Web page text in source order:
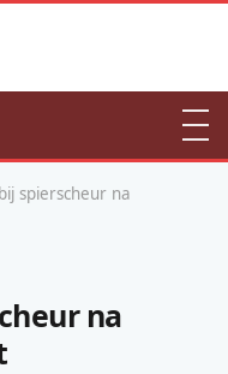
spierscheur na
na